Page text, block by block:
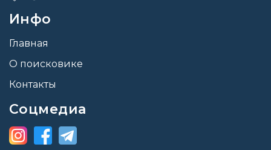
Инфо
Главная
О поисковике
Контакты
Соцмедиа